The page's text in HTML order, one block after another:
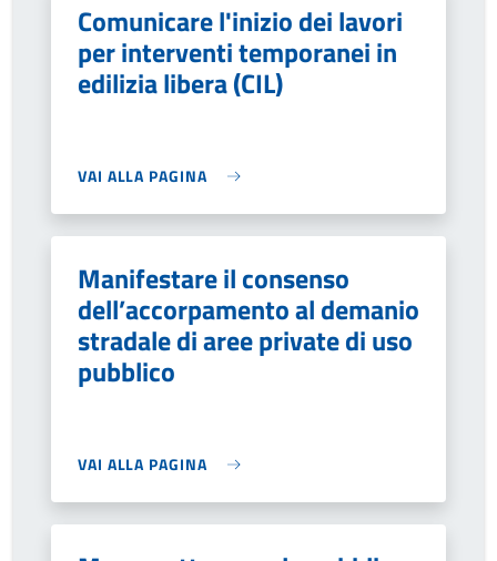
Comunicare l'inizio dei lavori
per interventi temporanei in
edilizia libera (CIL)
VAI ALLA PAGINA
Manifestare il consenso
dell’accorpamento al demanio
stradale di aree private di uso
pubblico
VAI ALLA PAGINA